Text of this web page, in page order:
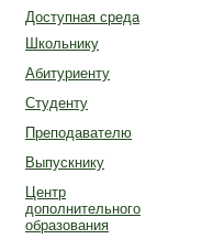
Доступная среда
Школьнику
Абитуриенту
Студенту
Преподавателю
Выпускнику
Центр
дополнительного
образования